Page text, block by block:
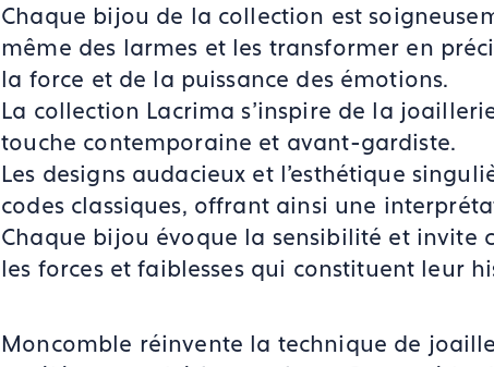
Chaque bijou de la collection est
même des larmes et les transformer en
la force et de la puissance des émotions.
La collection Lacrima s'inspire de la
touche contemporaine et avant-gardiste.
Les designs audacieux et l'esthétique
codes classiques, offrant ainsi une
Chaque bijou évoque la sensibilité et invite
les forces et faiblesses qui constituent leur
Moncomble réinvente la technique de